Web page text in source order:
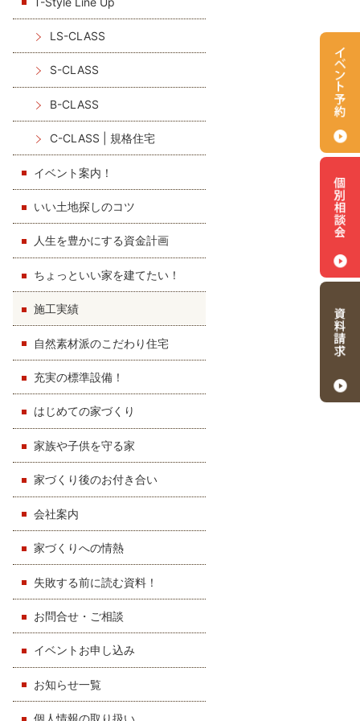
LS-CLASS
S-CLASS
B-CLASS
C-CLASS | 規格住宅
イベント案内！
いい土地探しのコツ
人生を豊かにする資金計画
ちょっといい家を建てたい！
施工実績
自然素材派のこだわり住宅
充実の標準設備！
はじめての家づくり
家族や子供を守る家
家づくり後のお付き合い
会社案内
家づくりへの情熱
失敗する前に読む資料！
お問合せ・ご相談
イベントお申し込み
お知らせ一覧